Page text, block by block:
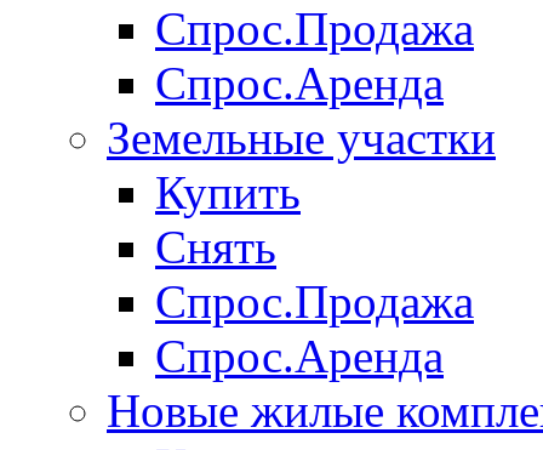
Спрос.Продажа
Спрос.Аренда
Земельные участки
Купить
Снять
Спрос.Продажа
Спрос.Аренда
Новые жилые